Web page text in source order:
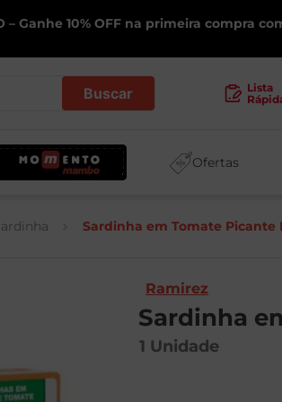
– Ganhe 10% OFF na primeira compra
Lista
Ofertas
Sardinha em Tomate Picante
Ramirez
Sardinha
1 Unidade